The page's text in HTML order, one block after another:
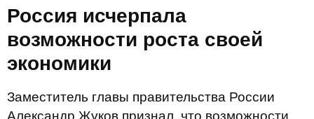
Россия исчерпала
возможности роста своей
экономики
Заместитель главы правительства России
Александр Жуков признал, что возможности